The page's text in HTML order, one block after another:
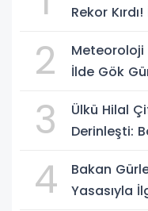
Rekor
2
Meteoroloji
İlde Gök
3
Ülkü Hilal
Derinleşti:
4
Bakan
Yasasıyla